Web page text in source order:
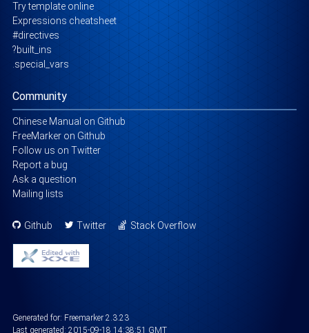
Try template online
Expressions cheatsheet
#directives
?built_ins
.special_vars
Community
Chinese Manual on Github
FreeMarker on Github
Follow us on Twitter
Report a bug
Ask a question
Mailing lists
Github Twitter Stack Overflow
Generated for: Freemarker 2.3.23
Last generated: 2015-09-18 14:38:51 GMT